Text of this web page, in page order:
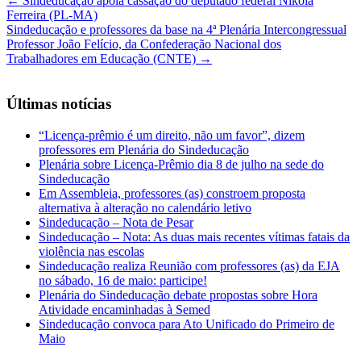
Ferreira (PL-MA)
Sindeducação e professores da base na 4ª Plenária Intercongressual
Professor João Felício, da Confederação Nacional dos
Trabalhadores em Educação (CNTE) →
Últimas notícias
“Licença-prêmio é um direito, não um favor”, dizem
professores em Plenária do Sindeducação
Plenária sobre Licença-Prêmio dia 8 de julho na sede do
Sindeducação
Em Assembleia, professores (as) constroem proposta
alternativa à alteração no calendário letivo
Sindeducação – Nota de Pesar
Sindeducação – Nota: As duas mais recentes vítimas fatais da
violência nas escolas
Sindeducação realiza Reunião com professores (as) da EJA
no sábado, 16 de maio: participe!
Plenária do Sindeducação debate propostas sobre Hora
Atividade encaminhadas à Semed
Sindeducação convoca para Ato Unificado do Primeiro de
Maio